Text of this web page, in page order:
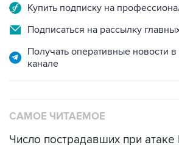
Купить подписку на
Подписаться на рассылку
Получать оперативные новости
канале
САМОЕ ЧИТАЕМОЕ
Число пострадавших при